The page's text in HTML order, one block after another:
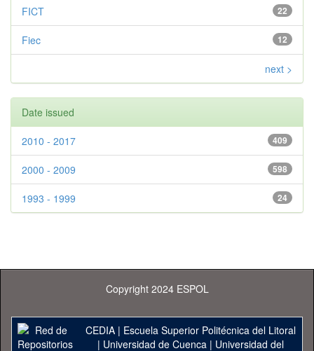
22
FICT
12
Fiec
next >
Date issued
409
2010 - 2017
598
2000 - 2009
24
1993 - 1999
Copyright 2024 ESPOL
CEDIA| Escuela Superior Politécnica del Litoral
| Universidad de Cuenca| Universidad del